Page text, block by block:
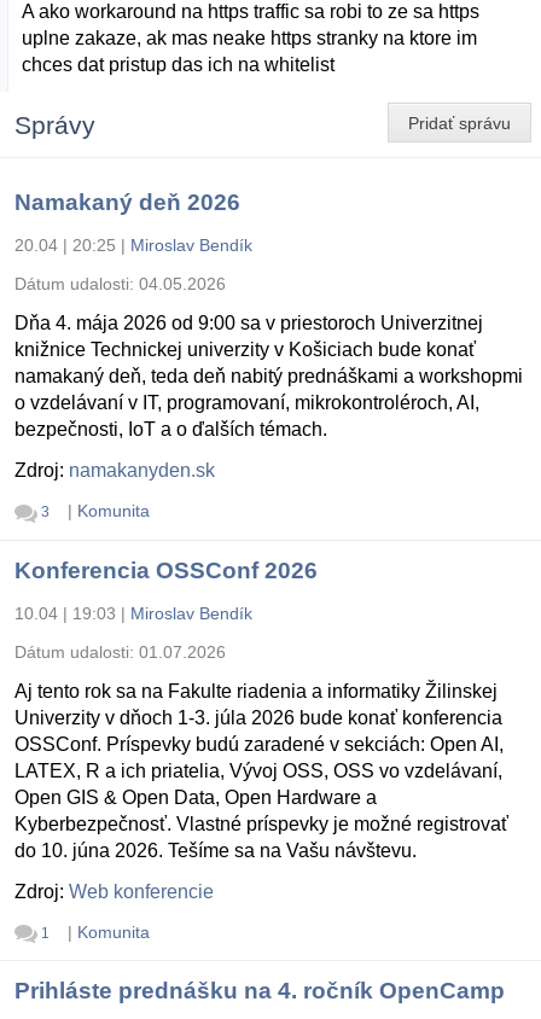
A ako workaround na https traffic sa robi to ze sa https
uplne zakaze, ak mas neake https stranky na ktore im
chces dat pristup das ich na whitelist
Pridať správu
Správy
Namakaný deň 2026
20.04 | 20:25 | Miroslav Bendík
Dátum udalosti: 04.05.2026
Dňa 4. mája 2026 od 9:00 sa v priestoroch Univerzitnej
knižnice Technickej univerzity v Košiciach bude konať
namakaný deň, teda deň nabitý prednáškami a workshopmi
o vzdelávaní v IT, programovaní, mikrokontroléroch, AI,
bezpečnosti, IoT a o ďalších témach.
Zdroj: namakanyden.sk
3 | Komunita
Konferencia OSSConf 2026
10.04 | 19:03 | Miroslav Bendík
Dátum udalosti: 01.07.2026
Aj tento rok sa na Fakulte riadenia a informatiky Žilinskej
Univerzity v dňoch 1-3. júla 2026 bude konať konferencia
OSSConf. Príspevky budú zaradené v sekciách: Open AI,
LATEX, R a ich priatelia, Vývoj OSS, OSS vo vzdelávaní,
Open GIS & Open Data, Open Hardware a
Kyberbezpečnosť. Vlastné príspevky je možné registrovať
do 10. júna 2026. Tešíme sa na Vašu návštevu.
Zdroj: Web konferencie
1 | Komunita
Prihláste prednášku na 4. ročník OpenCamp